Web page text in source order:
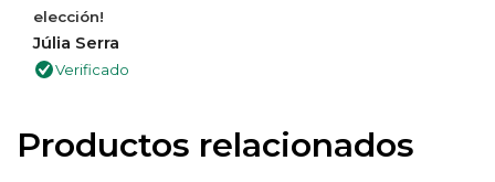
elección!
Júlia Serra
Verificado
Productos relacionados